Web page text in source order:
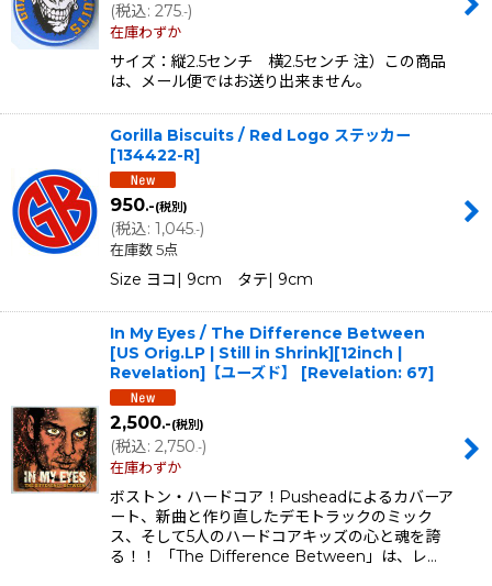
(税込: 275.-)
在庫わずか
サイズ：縦2.5センチ 横2.5センチ 注）この商品
は、メール便ではお送り出来ません。
Gorilla Biscuits / Red Logo ステッカー
[134422-R]
950.-(税別)
(税込: 1,045.-)
在庫数 5点
Size ヨコ| 9cm タテ| 9cm
In My Eyes / The Difference Between
[US Orig.LP | Still in Shrink][12inch |
Revelation]【ユーズド】
[Revelation: 67]
2,500.-(税別)
(税込: 2,750 .-)
在庫わずか
ボストン・ハードコア！Pusheadによるカバーア
ート、新曲と作り直したデモトラックのミック
ス、そして5人のハードコアキッズの心と魂を誇
る！！ 「The Difference Between」は、レ…